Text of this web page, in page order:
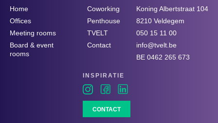
Home
Offices
Meeting rooms
Board & event
rooms
Coworking
Penthouse
TVELT
Contact
Koning Albertstraat 104
8210 Veldegem
050 15 11 00
info@tvelt.be
BE 0462 265 673
INSPIRATIE
CONTACT